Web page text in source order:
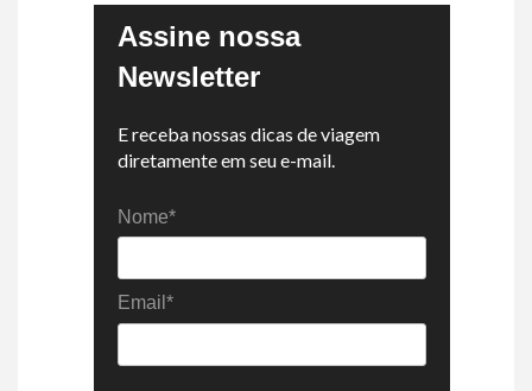
Assine nossa
Newsletter
E receba nossas dicas de viagem
diretamente em seu e-mail.
Nome*
Email*